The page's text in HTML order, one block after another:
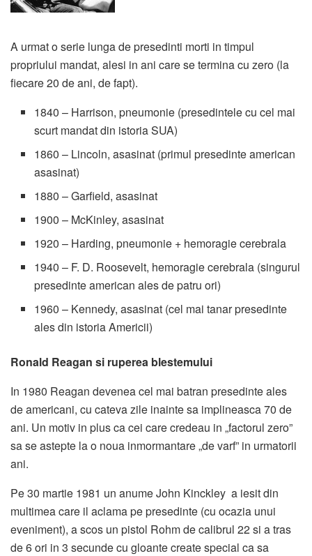
A urmat o serie lunga de presedinti morti in timpul
propriului mandat, alesi in ani care se termina cu zero (la
fiecare 20 de ani, de fapt).
1840 – Harrison, pneumonie (presedintele cu cel mai
scurt mandat din istoria SUA)
1860 – Lincoln, asasinat (primul presedinte american
asasinat)
1880 – Garfield, asasinat
1900 – McKinley, asasinat
1920 – Harding, pneumonie + hemoragie cerebrala
1940 – F. D. Roosevelt, hemoragie cerebrala (singurul
presedinte american ales de patru ori)
1960 – Kennedy, asasinat (cel mai tanar presedinte
ales din istoria Americii)
Ronald Reagan si ruperea blestemului
In 1980 Reagan devenea cel mai batran presedinte ales
de americani, cu cateva zile inainte sa implineasca 70 de
ani. Un motiv in plus ca cei care credeau in „factorul zero”
sa se astepte la o noua inmormantare „de varf” in urmatorii
ani.
Pe 30 martie 1981 un anume John Kinckley a iesit din
multimea care il aclama pe presedinte (cu ocazia unui
eveniment), a scos un pistol Rohm de calibrul 22 si a tras
de 6 ori in 3 secunde cu gloante create special ca sa